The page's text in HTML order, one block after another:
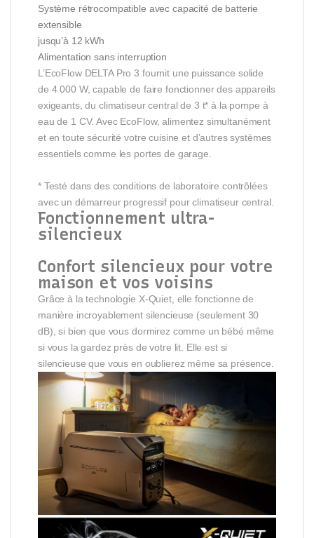
Système rétrocompatible avec capacité de batterie
extensible
jusqu’à 12 kWh
Alimentation sans interruption
L’EcoFlow DELTA Pro 3 fournit une puissance solide
de 4 000 W, capable de faire fonctionner des appareils
exigeants, du climatiseur central de 3 t* à la pompe à
eau de 1 CV. Avec EcoFlow, alimentez simultanément
et en toute sécurité votre cuisine et d’autres systèmes
essentiels comme les portes de garage.
* Testé dans des conditions de laboratoire contrôlées
avec un démarreur progressif pour climatiseur central.
Fonctionnement ultra-
silencieux
Confort silencieux pour votre
maison et vos voisins
Grâce à la technologie X-Quiet, elle fonctionne de
manière incroyablement silencieuse (seulement 30
dB), si bien que vous dormirez comme un bébé même
si vous la gardez près de votre lit. Elle est si
silencieuse que vous en oublierez même sa présence.